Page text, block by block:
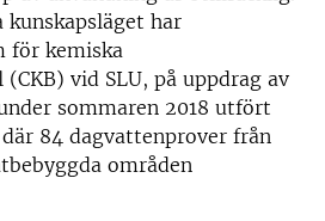
har
för kemiska
vid SLU, på uppdrag av
sommaren 2018 utfört
84 dagvattenprover från
områden